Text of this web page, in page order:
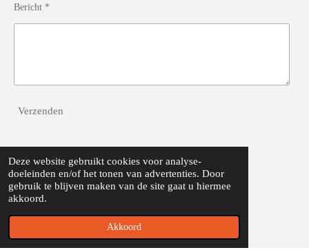
Deze website gebruikt cookies voor analyse-
doeleinden en/of het tonen van advertenties. Door
gebruik te blijven maken van de site gaat u hiermee
akkoord.
Akkoord
Bericht *
Verzenden
INFORMATIE
Privacy Policy
Algemene voorwaarden